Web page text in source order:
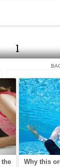
1
Следующая
страницу: